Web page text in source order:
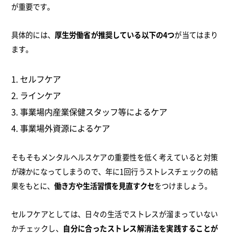
が重要です。
具体的には、 厚生労働省が推奨している以下の4つが当てはまり
ます。
セルフケア
ラインケア
事業場内産業保健スタッフ等によるケア
事業場外資源によるケア
そもそもメンタルヘルスケアの重要性を低く考えていると対策
が疎かになってしまうので、年に1回行うストレスチェックの結
果をもとに、 働き方や生活習慣を見直すクセをつけましょう。
セルフケアとしては、日々の生活でストレスが溜まっていない
かチェックし、 自分に合ったストレス解消法を実践することが